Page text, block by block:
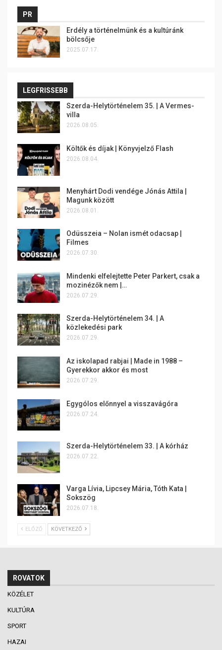
PR
Erdély a történelmünk és a kultúránk
bölcsője
2025.07.17.
LEGFRISSEBB
Szerda-Helytörténelem 35. | A Vermes-
villa
2026.08.05.
Költők és díjak | Könyvjelző Flash
2026.08.04.
Menyhárt Dodi vendége Jónás Attila |
Magunk között
2026.08.01.
Odüsszeia – Nolan ismét odacsap |
Filmes
2026.07.30.
Mindenki elfelejtette Peter Parkert, csak a
mozinézők nem |…
2026.07.29.
Szerda-Helytörténelem 34. | A
közlekedési park
2026.07.29.
Az iskolapad rabjai | Made in 1988 –
Gyerekkor akkor és most
2026.07.29.
Egygólos előnnyel a visszavágóra
2026.07.24.
Szerda-Helytörténelem 33. | A kórház
2026.07.22.
Varga Lívia, Lipcsey Mária, Tóth Kata |
Sokszög
2026.07.18.
ELŐZŐ KÖVETKEZŐ
ROVATOK
KÖZÉLET
KULTÚRA
SPORT
HAZAI